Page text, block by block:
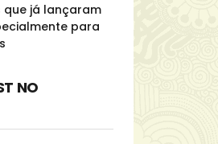
que já lançaram
para
NO